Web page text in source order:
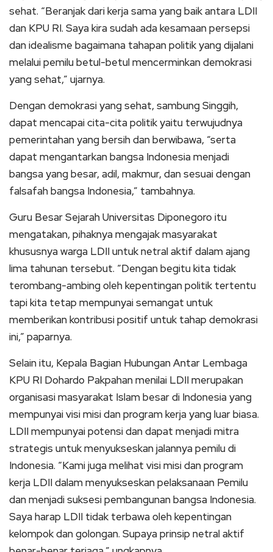
sehat. “Beranjak dari kerja sama yang baik antara LDII
dan KPU RI. Saya kira sudah ada kesamaan persepsi
dan idealisme bagaimana tahapan politik yang dijalani
melalui pemilu betul-betul mencerminkan demokrasi
yang sehat,” ujarnya.
Dengan demokrasi yang sehat, sambung Singgih,
dapat mencapai cita-cita politik yaitu terwujudnya
pemerintahan yang bersih dan berwibawa, “serta
dapat mengantarkan bangsa Indonesia menjadi
bangsa yang besar, adil, makmur, dan sesuai dengan
falsafah bangsa Indonesia,” tambahnya.
Guru Besar Sejarah Universitas Diponegoro itu
mengatakan, pihaknya mengajak masyarakat
khususnya warga LDII untuk netral aktif dalam ajang
lima tahunan tersebut. “Dengan begitu kita tidak
terombang-ambing oleh kepentingan politik tertentu
tapi kita tetap mempunyai semangat untuk
memberikan kontribusi positif untuk tahap demokrasi
ini,” paparnya.
Selain itu, Kepala Bagian Hubungan Antar Lembaga
KPU RI Dohardo Pakpahan menilai LDII merupakan
organisasi masyarakat Islam besar di Indonesia yang
mempunyai visi misi dan program kerja yang luar biasa.
LDII mempunyai potensi dan dapat menjadi mitra
strategis untuk menyukseskan jalannya pemilu di
Indonesia. “Kami juga melihat visi misi dan program
kerja LDII dalam menyukseskan pelaksanaan Pemilu
dan menjadi suksesi pembangunan bangsa Indonesia.
Saya harap LDII tidak terbawa oleh kepentingan
kelompok dan golongan. Supaya prinsip netral aktif